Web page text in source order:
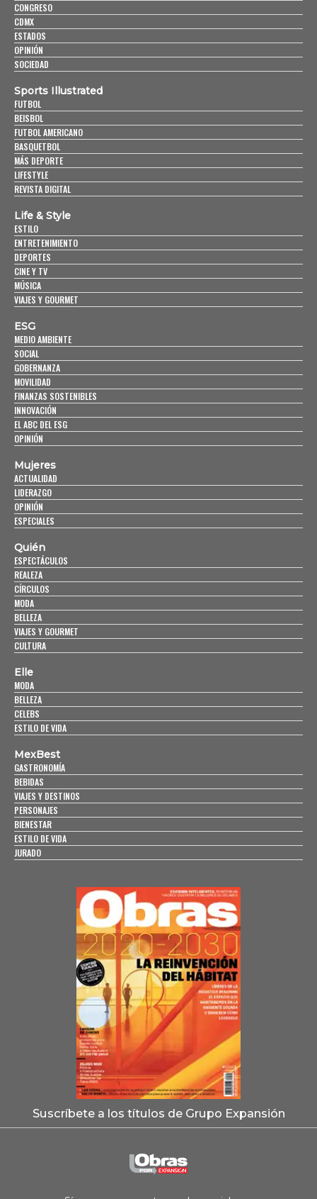
CONGRESO
CDMX
ESTADOS
OPINIÓN
SOCIEDAD
Sports Illustrated
FUTBOL
BEISBOL
FUTBOL AMERICANO
BASQUETBOL
MÁS DEPORTE
LIFESTYLE
REVISTA DIGITAL
Life & Style
ESTILO
ENTRETENIMIENTO
DEPORTES
CINE Y TV
MÚSICA
VIAJES Y GOURMET
ESG
MEDIO AMBIENTE
SOCIAL
GOBERNANZA
MOVILIDAD
FINANZAS SOSTENIBLES
INNOVACIÓN
EL ABC DEL ESG
OPINIÓN
Mujeres
ACTUALIDAD
LIDERAZGO
OPINIÓN
ESPECIALES
Quién
ESPECTÁCULOS
REALEZA
CÍRCULOS
MODA
BELLEZA
VIAJES Y GOURMET
CULTURA
Elle
MODA
BELLEZA
CELEBS
ESTILO DE VIDA
MexBest
GASTRONOMÍA
BEBIDAS
VIAJES Y DESTINOS
PERSONAJES
BIENESTAR
ESTILO DE VIDA
JURADO
Suscríbete a los títulos de Grupo Expansión